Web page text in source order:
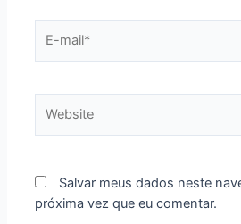
mail*
Salvar meus dados neste
próxima vez que eu comentar.